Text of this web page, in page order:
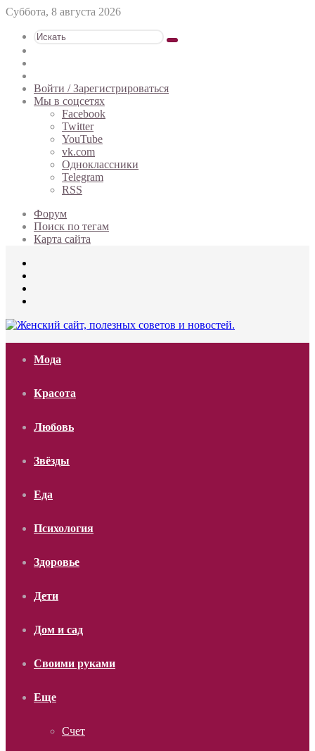
Суббота, 8 августа 2026
Искать
статья
Войти / Зарегистрироваться
Мы в соцсетях
Facebook
Twitter
YouTube
vk.com
Одноклассники
Telegram
RSS
Форум
Поиск по тегам
Карта сайта
Мода
Красота
Любовь
Звёзды
Еда
Психология
Здоровье
Дети
Дом и сад
Своими руками
Еще
Счет